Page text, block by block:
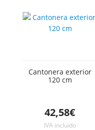
Cantonera exterior
120 cm
42,58€
IVA incluido